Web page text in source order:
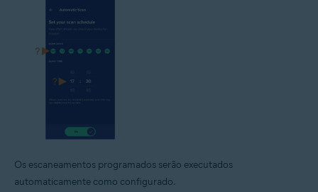
Os escaneamentos programados serão executados
automaticamente como configurado.